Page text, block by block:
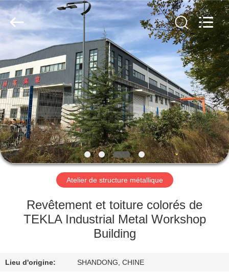
ACCUEIL
PRODUITS
VIDÉOS
SPECTACLE
DE
RÉALITÉ
VIRTUELLE
DE
Qingdao
KaFa
Fabrication
Rights
Atelier de structure métallique
Revêtement et toiture colorés de
TEKLA Industrial Metal Workshop
Building
Lieu d'origine: SHANDONG, CHINE